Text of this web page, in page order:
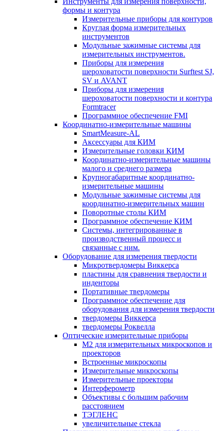
формы и контура
Измерительные приборы для контуров
Круглая форма измерительных
инструментов
Модульные зажимные системы для
измерительных инструментов.
Приборы для измерения
шероховатости поверхности Surftest SJ,
SV и AVANT
Приборы для измерения
шероховатости поверхности и контура
Formtracer
Программное обеспечение FMI
Координатно-измерительные машины
SmartMeasure-AL
Аксессуары для КИМ
Измерительные головки КИМ
Координатно-измерительные машины
малого и среднего размера
Крупногабаритные координатно-
измерительные машины
Модульные зажимные системы для
координатно-измерительных машин
Поворотные столы КИМ
Программное обеспечение КИМ
Системы, интегрированные в
производственный процесс и
связанные с ним.
Оборудование для измерения твердости
Микротвердомеры Виккерса
пластины для сравнения твердости и
инденторы
Портативные твердомеры
Программное обеспечение для
оборудования для измерения твердости
твердомеры Виккерса
твердомеры Роквелла
Оптические измерительные приборы
M2 для измерительных микроскопов и
проекторов
Встроенные микроскопы
Измерительные микроскопы
Измерительные проекторы
Интерферометр
Объективы с большим рабочим
расстоянием
ТЭГЛЕНС
увеличительные стекла